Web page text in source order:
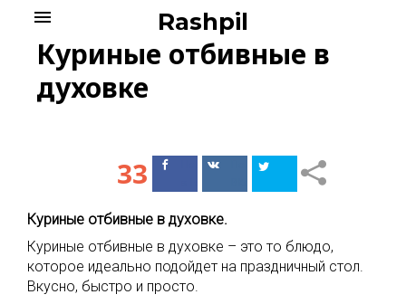
content
Rashpil
menu
Куриные отбивные в
духовке
33
ПоделитьсяПоделиться
Куриные отбивные в духовке.
Куриные отбивные в духовке – это то блюдо,
которое идеально подойдет на праздничный стол.
Вкусно, быстро и просто.